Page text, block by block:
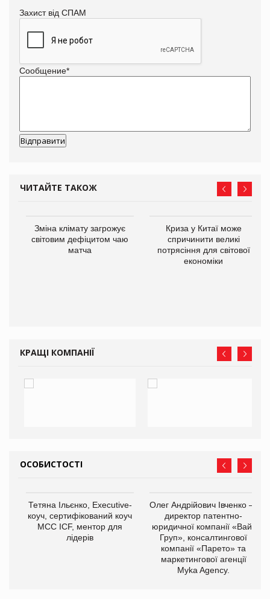
Захист від СПАМ
Сообщение*
ЧИТАЙТЕ ТАКОЖ
Зміна клімату загрожує
світовим дефіцитом чаю
матча
Криза у Китаї може
спричинити великі
потрясіння для світової
економіки
КРАЩІ КОМПАНІЇ
ОСОБИСТОСТІ
Тетяна Ільєнко, Executive-
коуч, сертифікований коуч
МСС ICF, ментор для
лідерів
Олег Андрійович Івченко —
директор патентно-
юридичної компанії «Вайз
Груп», консалтингової
компанії «Парето» та
маркетингової агенції
Myka Agency.